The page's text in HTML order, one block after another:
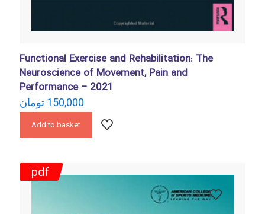
Functional Exercise and Rehabilitation: The
Neuroscience of Movement, Pain and
Performance – 2021
150,000 تومان
Add to basket
pdf